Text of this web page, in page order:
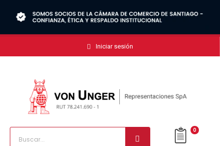
Iniciar sesión
0